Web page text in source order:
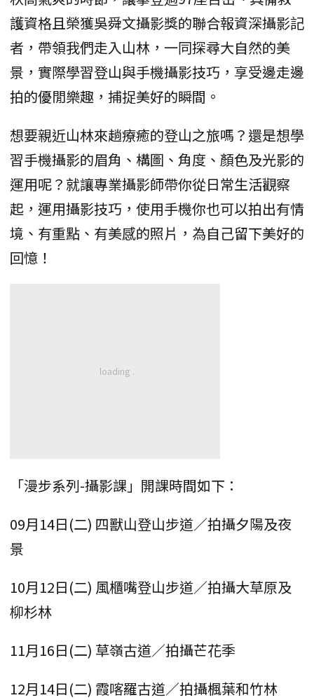
護資格且榮獲吳舜文攝影獎的聯合報資深攝影記
者，帶領我們走入山林，一同探尋大自然的美
景，實際學習登山與手機攝影技巧，享受邊走邊
拍的優閒樂趣，捕捉美好的瞬間。
想要親近山林來趟療癒的登山之旅嗎？還是想學
習手機攝影的眉角、構圖、角度、顏色及光影的
運用呢？就讓專業攝影師帶你從日常生活觀察
起，運用攝影技巧，使用手機你也可以拍出有情
境、有重點、有美感的照片，為自己留下美好的
回憶！
「漫步系列-攝影課」開課時間如下：
09月14日(二) 四獸山登山步道／拍攝夕陽及夜
景
10月12日(二) 風櫃嘴登山步道／拍攝大草原及
柳杉林
11月16日(二) 草嶺古道／拍攝芒花季
12月14日(二) 霞喀羅古道／拍攝楓葉和竹林